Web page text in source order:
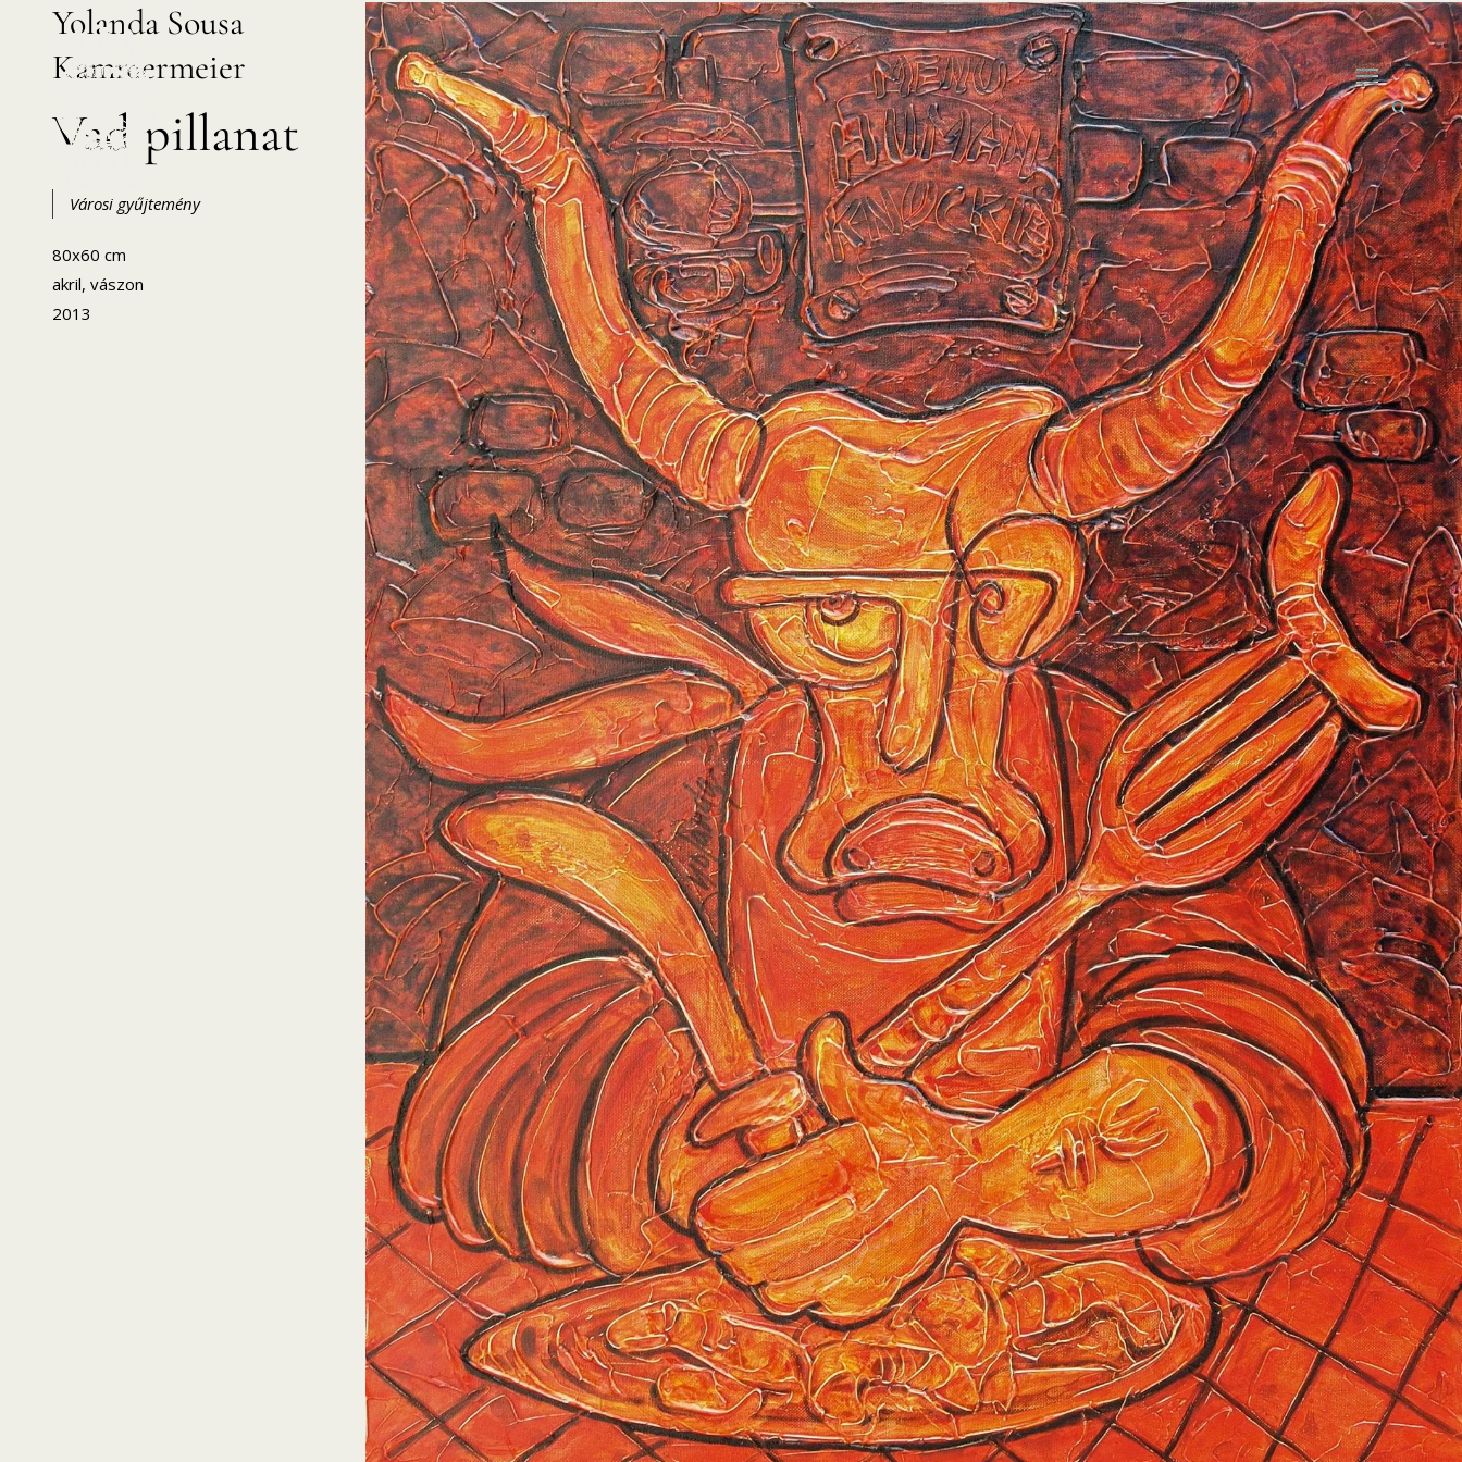
HANEMA – Hajdúsági Nemzetközi Művésztelep
open
search
form
Yolanda Sousa
Kammermeier
Vad pillanat
Városi gyűjtemény
80x60 cm
akril, vászon
2013